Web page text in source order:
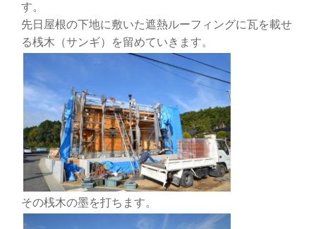
す。
先日屋根の下地に敷いた遮熱ルーフィングに瓦を載せ
る桟木（サンギ）を留めていきます。
その桟木の墨を打ちます。